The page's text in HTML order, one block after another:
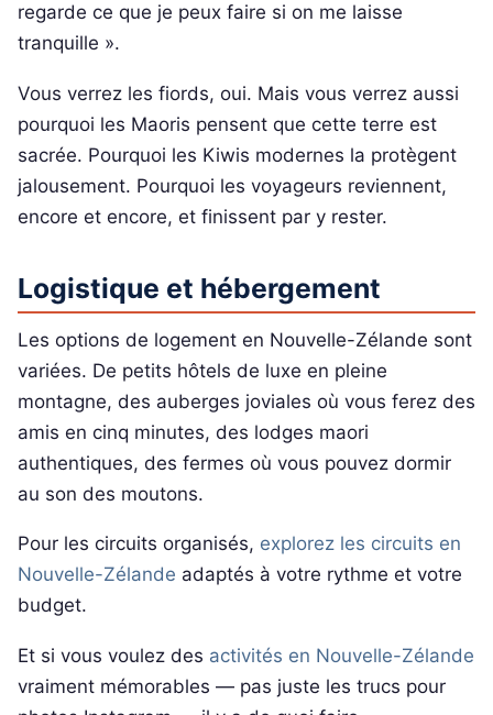
regarde ce que je peux faire si on me laisse
tranquille ».
Vous verrez les fiords, oui. Mais vous verrez aussi
pourquoi les Maoris pensent que cette terre est
sacrée. Pourquoi les Kiwis modernes la protègent
jalousement. Pourquoi les voyageurs reviennent,
encore et encore, et finissent par y rester.
Logistique et hébergement
Les options de logement en Nouvelle-Zélande sont
variées. De petits hôtels de luxe en pleine
montagne, des auberges joviales où vous ferez des
amis en cinq minutes, des lodges maori
authentiques, des fermes où vous pouvez dormir
au son des moutons.
Pour les circuits organisés, explorez les circuits en
Nouvelle-Zélande adaptés à votre rythme et votre
budget.
Et si vous voulez des activités en Nouvelle-Zélande
vraiment mémorables — pas juste les trucs pour